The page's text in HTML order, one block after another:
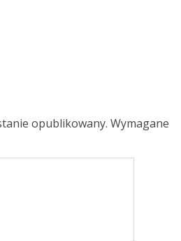
opublikowany. Wymagane